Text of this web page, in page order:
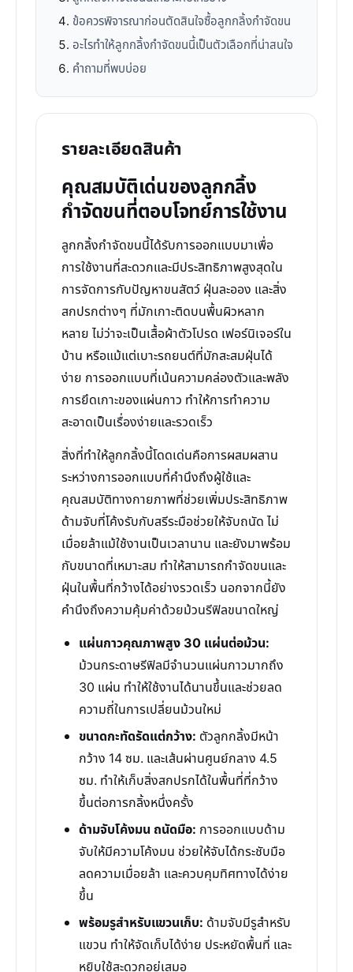
ข้อควรพิจารณาก่อนตัดสินใจซื้อลูกกลิ้งกำจัดขน
อะไรทำให้ลูกกลิ้งกำจัดขนนี้เป็นตัวเลือกที่น่าสนใจ
คำถามที่พบบ่อย
รายละเอียดสินค้า
คุณสมบัติเด่นของลูกกลิ้ง
กำจัดขนที่ตอบโจทย์การใช้งาน
ลูกกลิ้งกำจัดขนนี้ได้รับการออกแบบมาเพื่อ
การใช้งานที่สะดวกและมีประสิทธิภาพสูงสุดใน
การจัดการกับปัญหาขนสัตว์ ฝุ่นละออง และสิ่ง
สกปรกต่างๆ ที่มักเกาะติดบนพื้นผิวหลาก
หลาย ไม่ว่าจะเป็นเสื้อผ้าตัวโปรด เฟอร์นิเจอร์ใน
บ้าน หรือแม้แต่เบาะรถยนต์ที่มักสะสมฝุ่นได้
ง่าย การออกแบบที่เน้นความคล่องตัวและพลัง
การยึดเกาะของแผ่นกาว ทำให้การทำความ
สะอาดเป็นเรื่องง่ายและรวดเร็ว
สิ่งที่ทำให้ลูกกลิ้งนี้โดดเด่นคือการผสมผสาน
ระหว่างการออกแบบที่คำนึงถึงผู้ใช้และ
คุณสมบัติทางกายภาพที่ช่วยเพิ่มประสิทธิภาพ
ด้ามจับที่โค้งรับกับสรีระมือช่วยให้จับถนัด ไม่
เมื่อยล้าแม้ใช้งานเป็นเวลานาน และยังมาพร้อม
กับขนาดที่เหมาะสม ทำให้สามารถกำจัดขนและ
ฝุ่นในพื้นที่กว้างได้อย่างรวดเร็ว นอกจากนี้ยัง
คำนึงถึงความคุ้มค่าด้วยม้วนรีฟิลขนาดใหญ่
แผ่นกาวคุณภาพสูง 30 แผ่นต่อม้วน:
ม้วนกระดาษรีฟิลมีจำนวนแผ่นกาวมากถึง
30 แผ่น ทำให้ใช้งานได้นานขึ้นและช่วยลด
ความถี่ในการเปลี่ยนม้วนใหม่
ขนาดกะทัดรัดแต่กว้าง: ตัวลูกกลิ้งมีหน้า
กว้าง 14 ซม. และเส้นผ่านศูนย์กลาง 4.5
ซม. ทำให้เก็บสิ่งสกปรกได้ในพื้นที่ที่กว้าง
ขึ้นต่อการกลิ้งหนึ่งครั้ง
ด้ามจับโค้งมน ถนัดมือ: การออกแบบด้าม
จับให้มีความโค้งมน ช่วยให้จับได้กระชับมือ
ลดความเมื่อยล้า และควบคุมทิศทางได้ง่าย
ขึ้น
พร้อมรูสำหรับแขวนเก็บ: ด้ามจับมีรูสำหรับ
แขวน ทำให้จัดเก็บได้ง่าย ประหยัดพื้นที่ และ
หยิบใช้สะดวกอยู่เสมอ